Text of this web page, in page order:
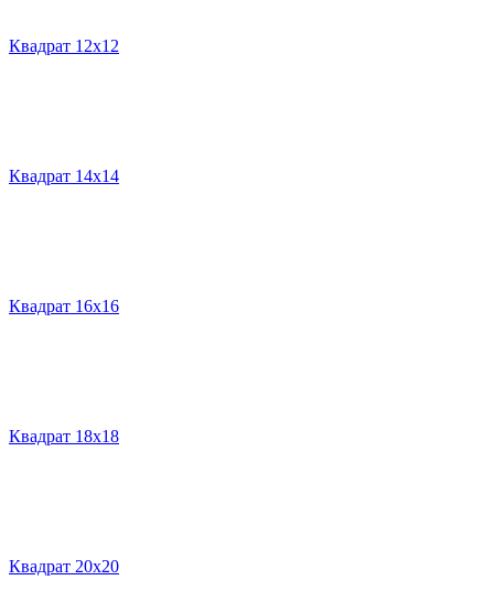
Квадрат 12х12
Квадрат 14х14
Квадрат 16х16
Квадрат 18х18
Квадрат 20х20